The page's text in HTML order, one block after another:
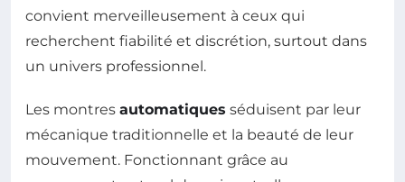
convient merveilleusement à ceux qui
recherchent fiabilité et discrétion, surtout dans
un univers professionnel.
Les montres automatiques séduisent par leur
mécanique traditionnelle et la beauté de leur
mouvement. Fonctionnant grâce au